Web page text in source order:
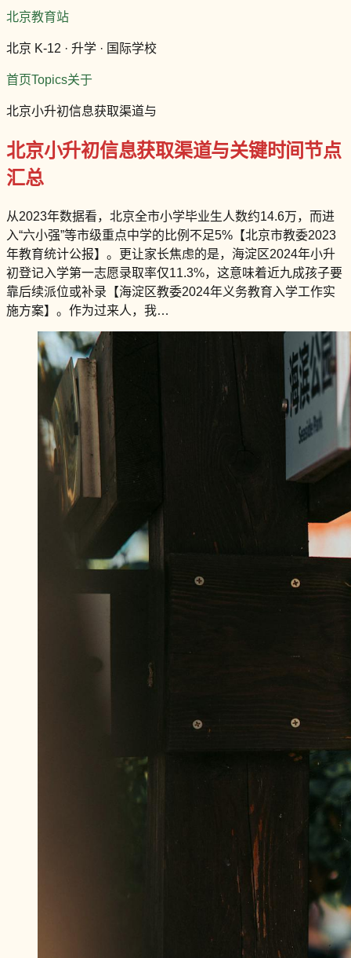
北京教育站
北京 K-12 · 升学 · 国际学校
首页Topics关于
北京小升初信息获取渠道与
北京小升初信息获取渠道与关键时间节点
汇总
从2023年数据看，北京全市小学毕业生人数约14.6万，而进
入“六小强”等市级重点中学的比例不足5%【北京市教委2023
年教育统计公报】。更让家长焦虑的是，海淀区2024年小升
初登记入学第一志愿录取率仅11.3%，这意味着近九成孩子要
靠后续派位或补录【海淀区教委2024年义务教育入学工作实
施方案】。作为过来人，我…